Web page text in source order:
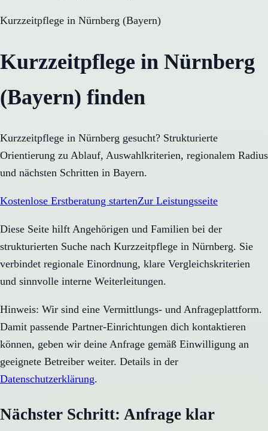
Kurzzeitpflege in Nürnberg (Bayern)
Kurzzeitpflege in Nürnberg
(Bayern) finden
Kurzzeitpflege in Nürnberg gesucht? Strukturierte
Orientierung zu Ablauf, Auswahlkriterien, regionalem Radius
und nächsten Schritten in Bayern.
Kostenlose Erstberatung startenZur Leistungsseite
Diese Seite hilft Angehörigen und Familien bei der
strukturierten Suche nach Kurzzeitpflege in Nürnberg. Sie
verbindet regionale Einordnung, klare Vergleichskriterien
und sinnvolle interne Weiterleitungen.
Hinweis: Wir sind eine Vermittlungs- und Anfrageplattform.
Damit passende Partner-Einrichtungen dich kontaktieren
können, geben wir deine Anfrage gemäß Einwilligung an
geeignete Betreiber weiter. Details in der
Datenschutzerklärung.
Nächster Schritt: Anfrage klar